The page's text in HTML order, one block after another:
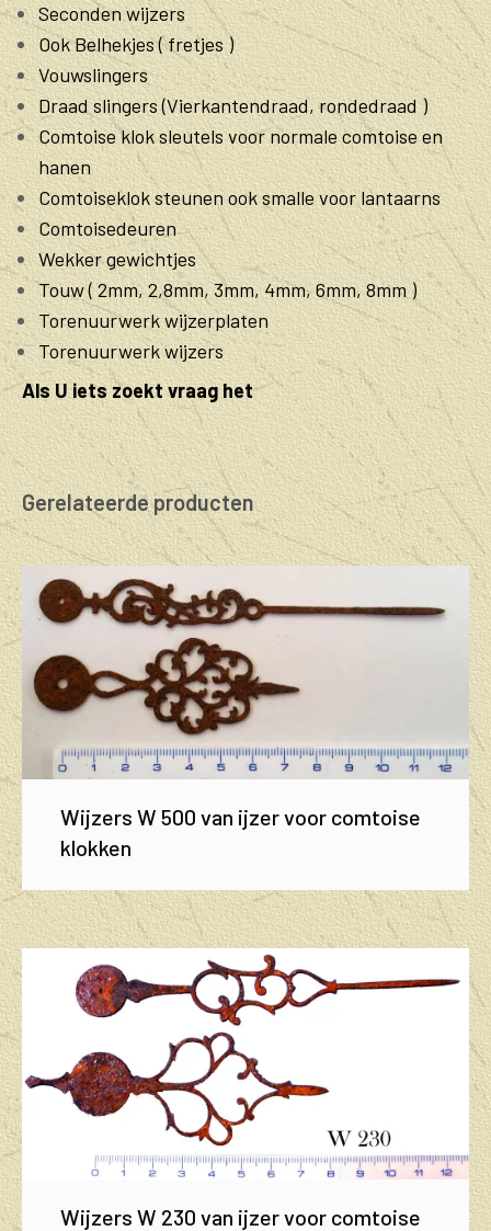
Seconden wijzers
Ook Belhekjes ( fretjes )
Vouwslingers
Draad slingers (Vierkantendraad, rondedraad )
Comtoise klok sleutels voor normale comtoise en
hanen
Comtoiseklok steunen ook smalle voor lantaarns
Comtoisedeuren
Wekker gewichtjes
Touw ( 2mm, 2,8mm, 3mm, 4mm, 6mm, 8mm )
Torenuurwerk wijzerplaten
Torenuurwerk wijzers
Als U iets zoekt vraag het
Gerelateerde producten
Wijzers W 500 van ijzer voor comtoise
klokken
Wijzers W 230 van ijzer voor comtoise